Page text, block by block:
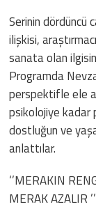
Serinin dördüncü
ilişkisi,
sanata olan
Programda
perspektifle ele
psikolojiye kadar
dostluğun ve
anlattılar.
‘’MERAKIN
MERAK AZALIR ’’